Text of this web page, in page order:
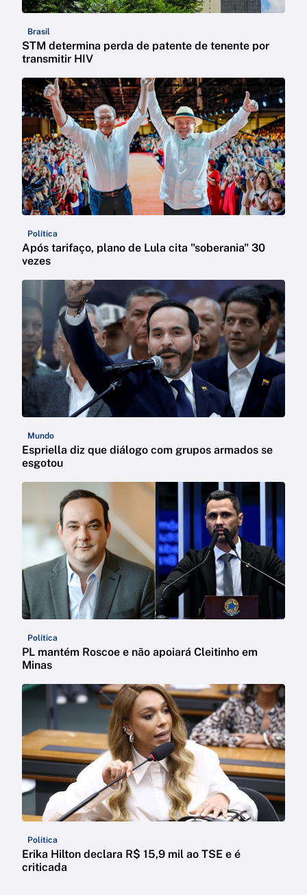
Brasil
STM determina perda de patente de tenente por
transmitir HIV
Política
Após tarifaço, plano de Lula cita "soberania" 30
vezes
Mundo
Espriella diz que diálogo com grupos armados se
esgotou
Política
PL mantém Roscoe e não apoiará Cleitinho em
Minas
Política
Erika Hilton declara R$ 15,9 mil ao TSE e é
criticada